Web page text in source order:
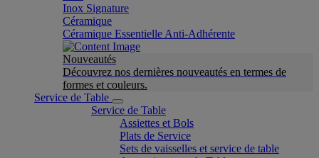
Inox Signature
Céramique
Céramique Essentielle Anti-Adhérente
Nouveautés
Découvrez nos dernières nouveautés en termes de
formes et couleurs.
Service de Table
Service de Table
Assiettes et Bols
Plats de Service
Sets de vaisselles et service de table